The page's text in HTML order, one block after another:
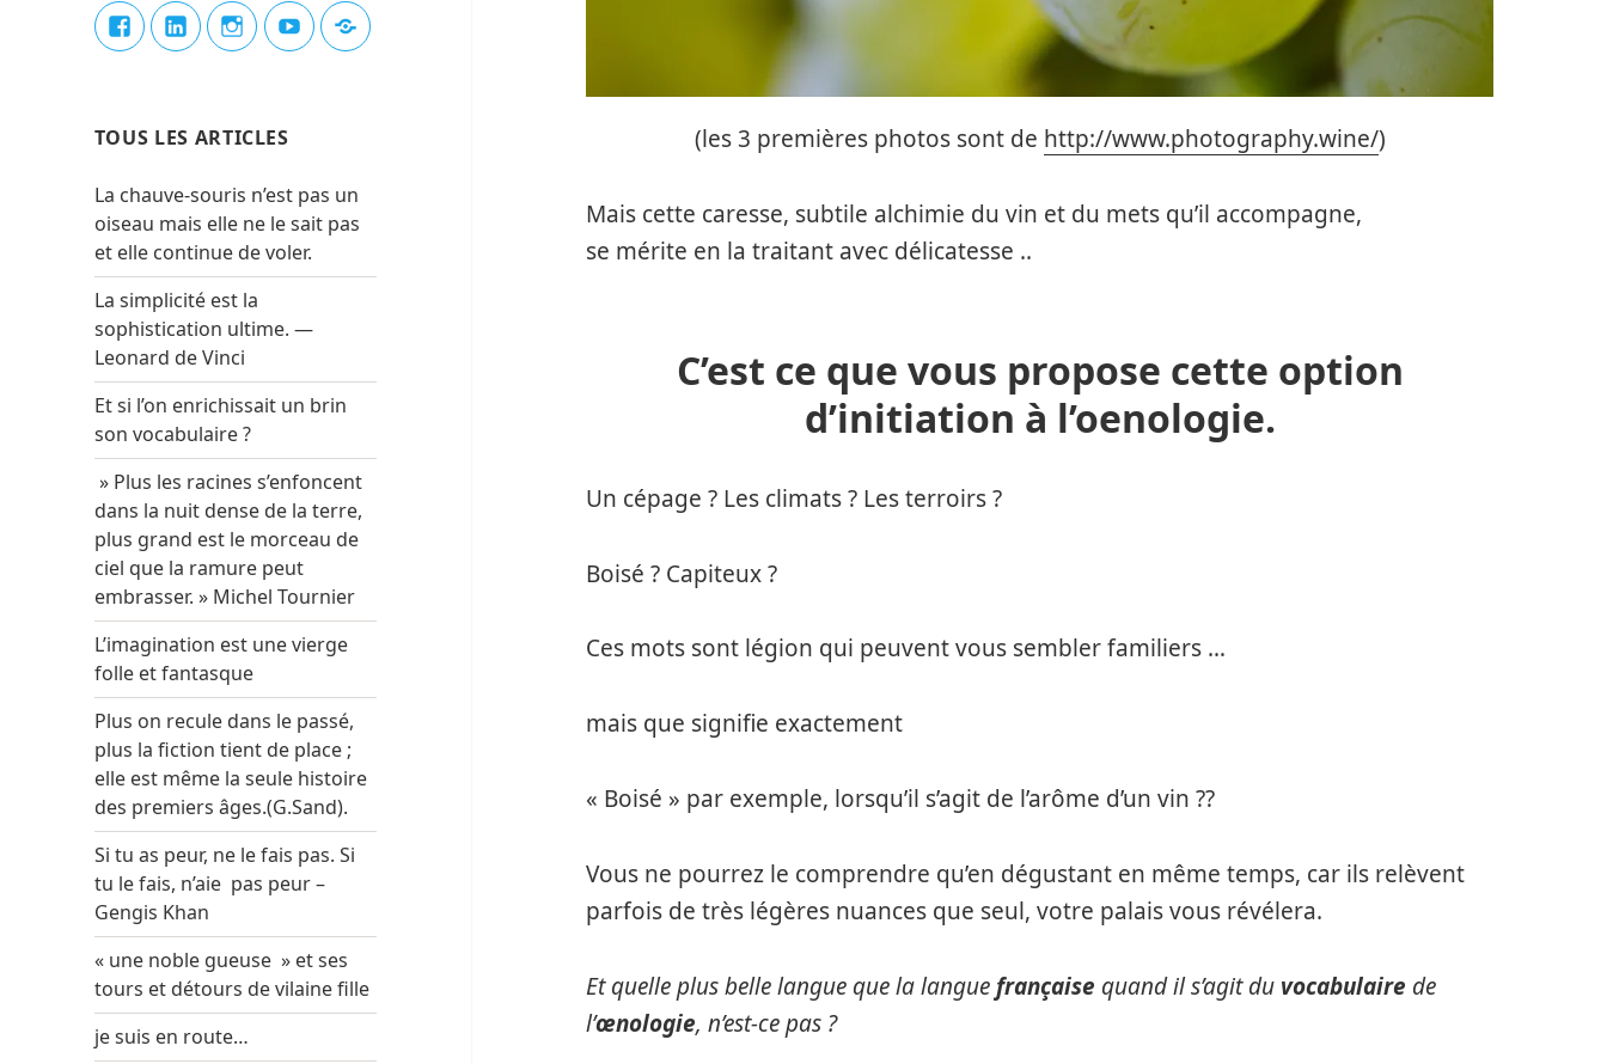
Élément
de
Élément
de
Élément
de
Élément
de
Élément
du
TOUS LES ARTICLES
La chauve-souris n’est pas un
oiseau mais elle ne le sait pas
et elle continue de voler.
La simplicité est la
sophistication ultime. —
Leonard de Vinci
Et si l’on enrichissait un brin
son vocabulaire ?
» Plus les racines s’enfoncent
dans la nuit dense de la terre,
plus grand est le morceau de
ciel que la ramure peut
embrasser. » Michel Tournier
L’imagination est une vierge
folle et fantasque
Plus on recule dans le passé,
plus la fiction tient de place ;
elle est même la seule histoire
des premiers âges.(G.Sand).
Si tu as peur, ne le fais pas. Si
tu le fais, n’aie pas peur –
Gengis Khan
« une noble gueuse » et ses
tours et détours de vilaine fille
je suis en route…
(les 3 premières photos sont de http://www.photography.wine/)
Mais cette caresse, subtile alchimie du vin et du mets qu’il accompagne,
se mérite en la traitant avec délicatesse ..
C’est ce que vous propose cette option
d’initiation à l’oenologie.
Un cépage ? Les climats ? Les terroirs ?
Boisé ? Capiteux ?
Ces mots sont légion qui peuvent vous sembler familiers …
mais que signifie exactement
« Boisé » par exemple, lorsqu’il s’agit de l’arôme d’un vin ??
Vous ne pourrez le comprendre qu’en dégustant en même temps, car ils relèvent
parfois de très légères nuances que seul, votre palais vous révélera.
Et quelle plus belle langue que la languefrançaise quand il s’agit du vocabulaire de
l’œnologie, n’est-ce pas ?